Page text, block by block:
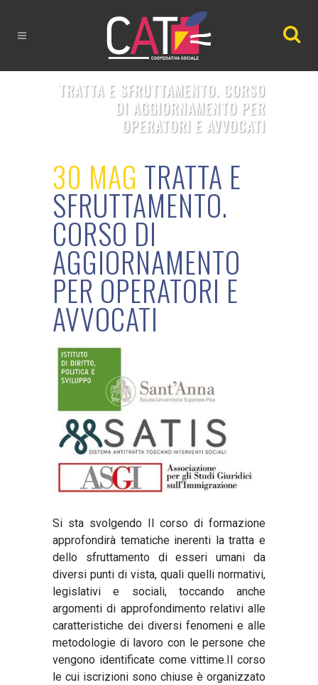
TRATTA E SFRUTTAMENTO. CORSO
DI AGGIORNAMENTO PER
OPERATORI E AVVOCATI
30 MAG TRATTA E
SFRUTTAMENTO.
CORSO DI
AGGIORNAMENTO
PER OPERATORI E
AVVOCATI
Si sta svolgendo Il corso di formazione
approfondirà tematiche inerenti la tratta e
dello sfruttamento di esseri umani da
diversi punti di vista, quali quelli normativi,
legislativi e sociali, toccando anche
argomenti di approfondimento relativi alle
caratteristiche dei diversi fenomeni e alle
metodologie di lavoro con le persone che
vengono identificate come vittime.Il corso
le cui iscrizioni sono chiuse è organizzato